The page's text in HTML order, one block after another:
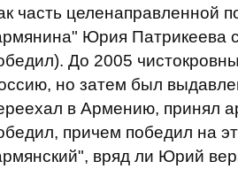
часть целенаправленной
Юрия Патрикеева
До 2005
но затем был
в Армению, принял
причем победил на
вряд ли Юрий